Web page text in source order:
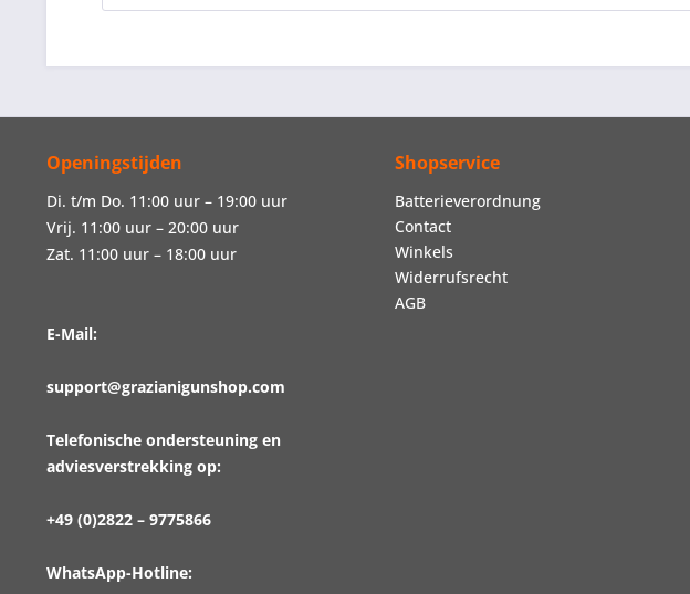
Openingstijden
Di. t/m Do. 11:00 uur – 19:00 uur
Vrij. 11:00 uur – 20:00 uur
Zat. 11:00 uur – 18:00 uur
E-Mail:
support@grazianigunshop.com
Telefonische ondersteuning en
adviesverstrekking op:
+49 (0)2822 – 9775866
WhatsApp-Hotline:
Shopservice
Batterieverordnung
Contact
Winkels
Widerrufsrecht
AGB